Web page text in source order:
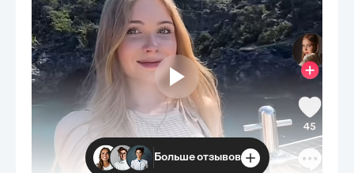
Больше отзывов